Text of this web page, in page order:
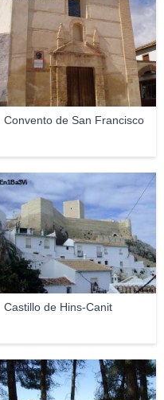
Convento de San Francisco
Castillo de Hins-Canit
En1Ba3Vi
gabideardales